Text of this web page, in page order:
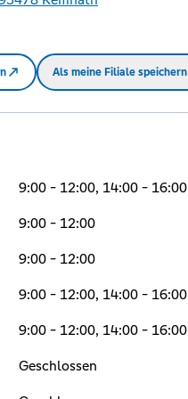
Als meine Filiale speichern
9:00 - 12:00, 14:00 - 16:00
9:00 - 12:00
9:00 - 12:00
9:00 - 12:00, 14:00 - 16:00
9:00 - 12:00, 14:00 - 16:00
Geschlossen